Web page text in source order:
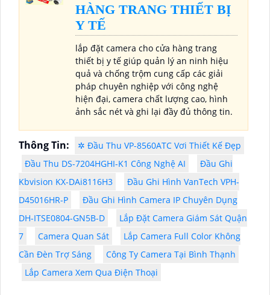
HÀNG TRANG THIẾT BỊ
Y TẾ
lắp đặt camera cho cửa hàng trang
thiết bị y tế giúp quản lý an ninh hiệu
quả và chống trộm cung cấp các giải
pháp chuyên nghiệp với công nghệ
hiện đại, camera chất lượng cao, hình
ảnh sắc nét và ghi lại đầy đủ thông tin.
Thông Tin:
✲ Đầu Thu VP-8560ATC Vơi Thiết Kế Đẹp
Đầu Thu DS-7204HGHI-K1 Công Nghệ AI
Đầu Ghi
Kbvision KX-DAi8116H3
Đầu Ghi Hình VanTech VPH-
D45016HR-P
Đầu Ghi Hình Camera IP Chuyên Dụng
DH-ITSE0804-GN5B-D
Lắp Đặt Camera Giám Sát Quận
7
Camera Quan Sát
Lắp Camera Full Color Không
Cần Đèn Trợ Sáng
Công Ty Camera Tại Bình Thạnh
Lắp Camera Xem Qua Điện Thoại